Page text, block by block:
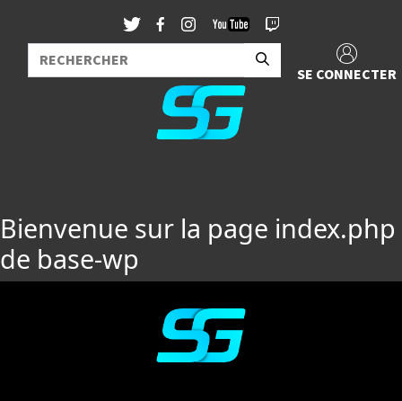
SE CONNECTER
Bienvenue sur la page index.php
de base-wp